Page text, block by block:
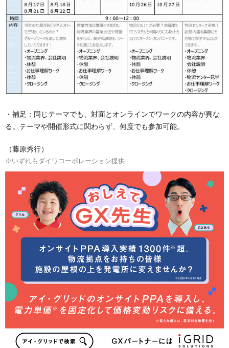
・補足：同じテーマでも、対面とオンラインでワークの内容が異な
る。テーマや開催形式に関わらず、何度でも参加可能。
（藤原秀行）
※いずれもダイワコーポレーション提供